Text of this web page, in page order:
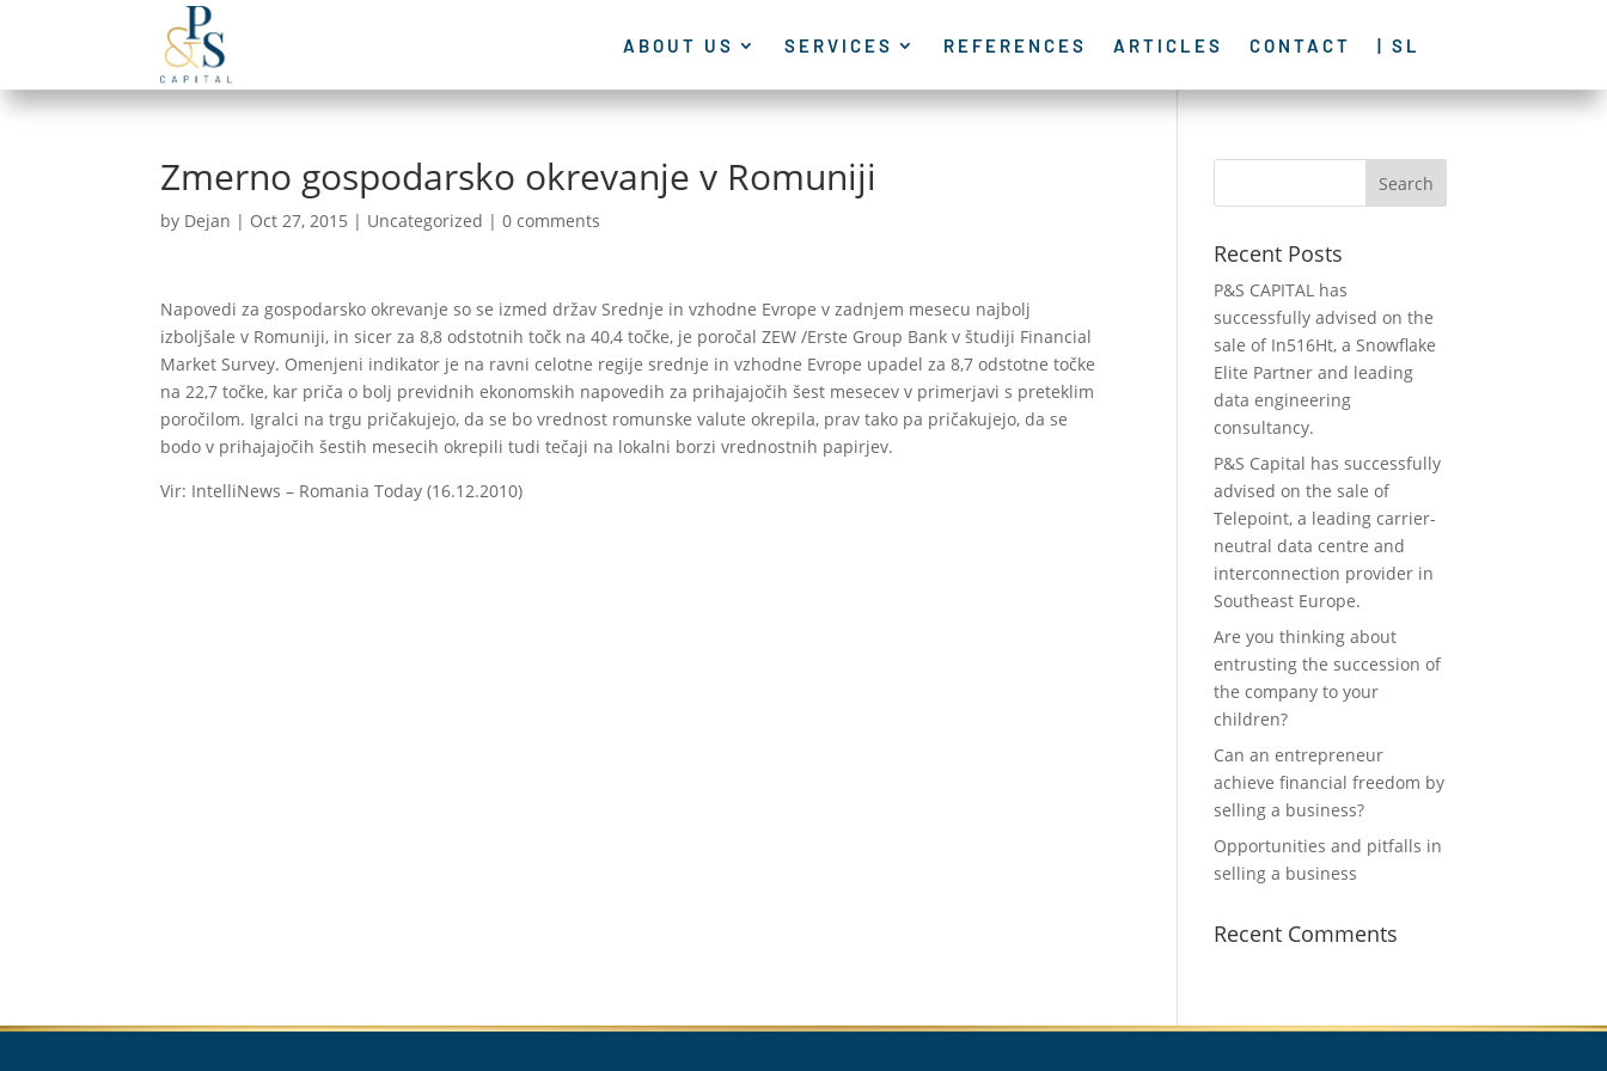
ABOUT US SERVICES REFERENCES ARTICLES CONTACT | SL
Zmerno gospodarsko okrevanje v Romuniji
by Dejan | Oct 27, 2015 | Uncategorized |0 comments
Napovedi za gospodarsko okrevanje so se izmed držav Srednje in vzhodne Evrope v zadnjem mesecu najbolj
izboljšale v Romuniji, in sicer za 8,8 odstotnih točk na 40,4 točke, je poročal ZEW /Erste Group Bank v študiji Financial
Market Survey. Omenjeni indikator je na ravni celotne regije srednje in vzhodne Evrope upadel za 8,7 odstotne točke
na 22,7 točke, kar priča o bolj previdnih ekonomskih napovedih za prihajajočih šest mesecev v primerjavi s preteklim
poročilom. Igralci na trgu pričakujejo, da se bo vrednost romunske valute okrepila, prav tako pa pričakujejo, da se
bodo v prihajajočih šestih mesecih okrepili tudi tečaji na lokalni borzi vrednostnih papirjev.
Vir: IntelliNews – Romania Today (16.12.2010)
Recent Posts
P&S CAPITAL has
successfully advised on the
sale of In516Ht, a Snowflake
Elite Partner and leading
data engineering
consultancy.
P&S Capital has successfully
advised on the sale of
Telepoint, a leading carrier-
neutral data centre and
interconnection provider in
Southeast Europe.
Are you thinking about
entrusting the succession of
the company to your
children?
Can an entrepreneur
achieve financial freedom by
selling a business?
Opportunities and pitfalls in
selling a business
Recent Comments